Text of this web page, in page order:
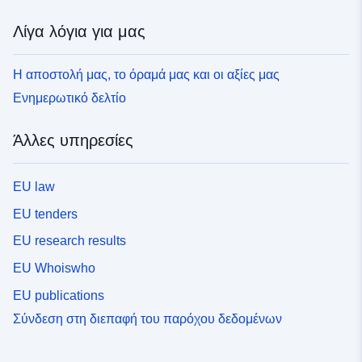
Λίγα λόγια για μας
Η αποστολή μας, το όραμά μας και οι αξίες μας
Ενημερωτικό δελτίο
Άλλες υπηρεσίες
EU law
EU tenders
EU research results
EU Whoiswho
EU publications
Σύνδεση στη διεπαφή του παρόχου δεδομένων